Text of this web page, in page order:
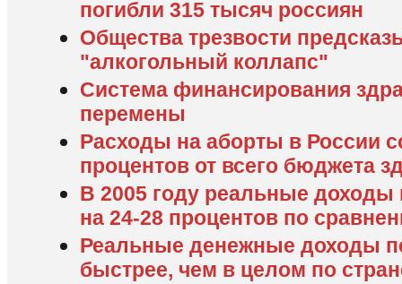
погибли 315 тысяч россиян
Общества трезвости
"алкогольный коллапс"
Система финансирования
перемены
Расходы на аборты в России
процентов от всего бюджета
В 2005 году реальные доходы
на 24-28 процентов по
Реальные денежные доходы
быстрее, чем в целом по